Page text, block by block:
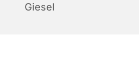
Giesel